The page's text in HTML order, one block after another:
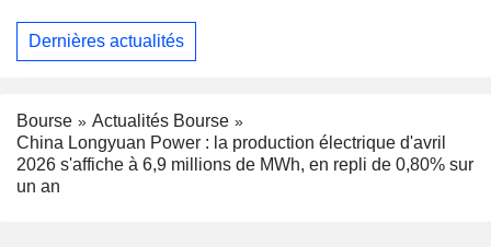
Dernières actualités
Bourse
Actualités Bourse
China Longyuan Power : la production électrique d'avril
2026 s'affiche à 6,9 millions de MWh, en repli de 0,80% sur
un an